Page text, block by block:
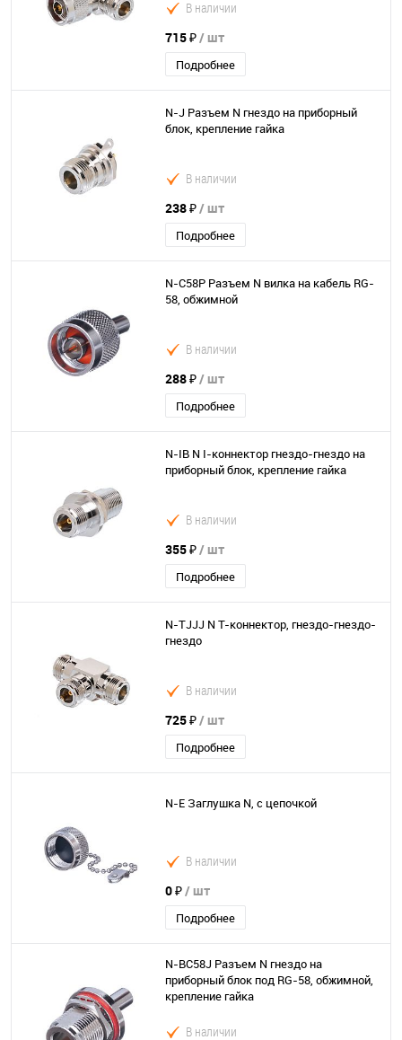
В наличии
715 ₽/ шт
Подробнее
N-J Разъем N гнездо на приборный
блок, крепление гайка
В наличии
238 ₽/ шт
Подробнее
N-C58P Разъем N вилка на кабель RG-
58, обжимной
В наличии
288 ₽/ шт
Подробнее
N-IB N I-коннектор гнездо-гнездо на
приборный блок, крепление гайка
В наличии
355 ₽/ шт
Подробнее
N-TJJJ N T-коннектор, гнездо-гнездо-
гнездо
В наличии
725 ₽/ шт
Подробнее
N-E Заглушка N, с цепочкой
В наличии
0 ₽/ шт
Подробнее
N-BC58J Разъем N гнездо на
приборный блок под RG-58, обжимной,
крепление гайка
В наличии